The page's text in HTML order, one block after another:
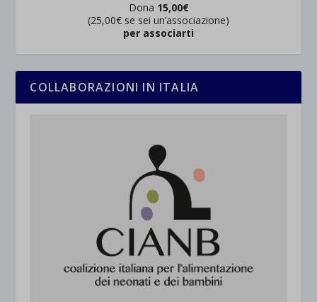
Dona 15,00€
(25,00€ se sei un’associazione)
per associarti
COLLABORAZIONI IN ITALIA